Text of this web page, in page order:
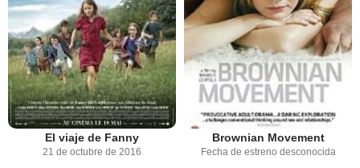
El viaje de Fanny
21 de octubre de 2016
Brownian Movement
Fecha de estreno desconocida